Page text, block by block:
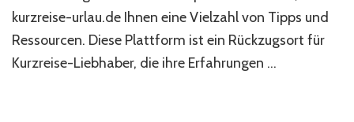
kurzreise-urlau.de Ihnen eine Vielzahl von Tipps und
Ressourcen. Diese Plattform ist ein Rückzugsort für
Kurzreise-Liebhaber, die ihre Erfahrungen …